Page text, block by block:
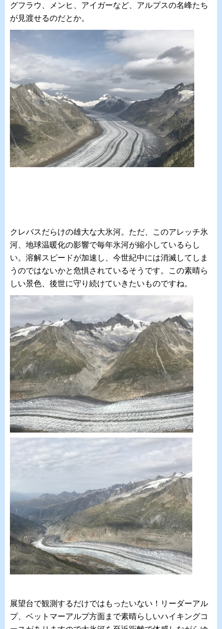
グフラウ、メンヒ、アイガーなど、アルプスの名峰たち
が見渡せるのだとか。
クレバスだらけの雄大な大氷河。ただ、このアレッチ氷
河、地球温暖化の影響で毎年氷河が縮小しているらし
い。溶解スピードが加速し、今世紀中には消滅してしま
うのではないかと危惧されているそうです。この素晴ら
しい景色、後世に守り続けていきたいものですね。
展望台で観測するだけではもったいない！リーダーアル
プ、ベットマーアルプ方面まで素晴らしいハイキングコ